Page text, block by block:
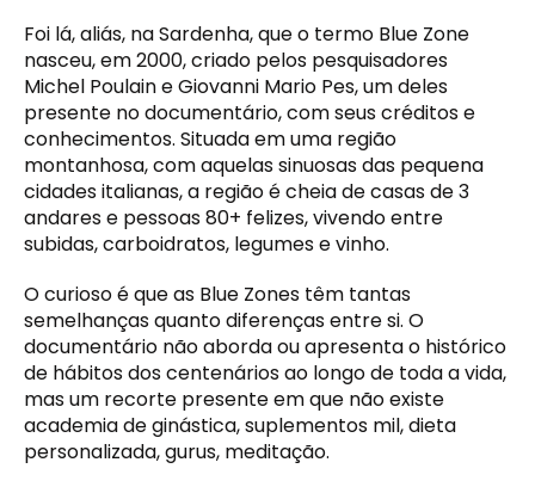
Foi lá, aliás, na Sardenha, que o termo Blue Zone
nasceu, em 2000, criado pelos pesquisadores
Michel Poulain e Giovanni Mario Pes, um deles
presente no documentário, com seus créditos e
conhecimentos. Situada em uma região
montanhosa, com aquelas sinuosas das pequena
cidades italianas, a região é cheia de casas de 3
andares e pessoas 80+ felizes, vivendo entre
subidas, carboidratos, legumes e vinho.
O curioso é que as Blue Zones têm tantas
semelhanças quanto diferenças entre si. O
documentário não aborda ou apresenta o histórico
de hábitos dos centenários ao longo de toda a vida,
mas um recorte presente em que não existe
academia de ginástica, suplementos mil, dieta
personalizada, gurus, meditação.